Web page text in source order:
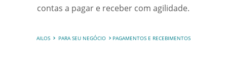
contas a pagar e receber com agilidade.
AILOS PARA SEU NEGÓCIO PAGAMENTOS E RECEBIMENTOS